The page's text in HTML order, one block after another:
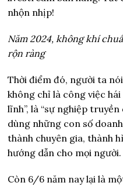
nhộn nhịp!
Năm 2024, không khí
rộn ràng
Thời điểm đó, người ta
không chỉ là công việc
lĩnh”, là “sự nghiệp
dùng những con số
thành chuyên gia, thành
hướng dẫn cho mọi người.
Còn 6/6 năm nay lại là